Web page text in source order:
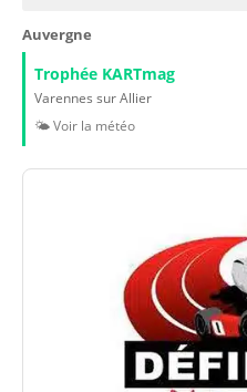
Auvergne
Trophée KARTmag
Varennes sur Allier
🌤️ Voir la météo